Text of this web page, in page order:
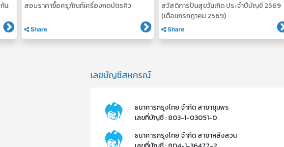
น
สอบราคาซื้อครุภัณฑ์เครื่องกดบัตรคิว
Share
สวัสดิการปันสุขวันเกิด ประจำปีบัญชี 2569
(เดือนกรกฎาคม 2569)
Share
เลขบัญชีสหกรณ์
ธนาคารกรุงไทย จำกัด สาขาชุมพร
เลขที่บัญชี : 803-1-03051-0
ธนาคารกรุงไทย จำกัด สาขาหลังสวน